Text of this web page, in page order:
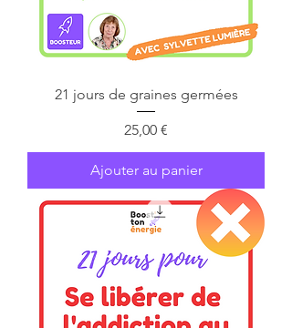
21 jours de graines germées
Prix
25,00 €
Ajouter au panier